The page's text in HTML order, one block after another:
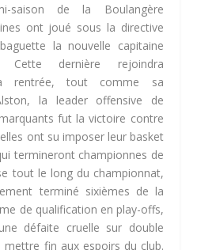
saison de la Boulangère
ont joué sous la directive
la nouvelle capitaine
Cette dernière rejoindra
la rentrée, tout comme sa
la leader offensive de
fut la victoire contre
ont su imposer leur basket
termineront championnes de
tout le long du championnat,
terminé sixièmes de la
de qualification en play-offs,
défaite cruelle sur double
fin aux espoirs du club.